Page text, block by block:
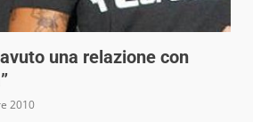
una relazione con
2010